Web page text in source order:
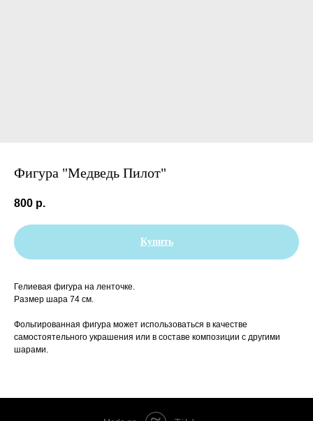
Фигура "Медведь Пилот"
800 р.
Купить
Гелиевая фигура на ленточке.
Размер шара 74 см.
Фольгированная фигура может использоваться в качестве
самостоятельного украшения или в составе композиции с другими
шарами.